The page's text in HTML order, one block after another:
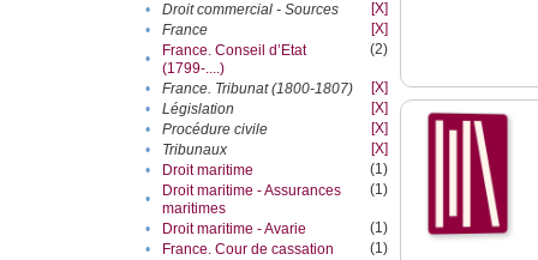
• Droit commercial - Sources
[X]
•
France
[X]
•
France. Conseil d’Etat
(1799-....)
(2)
• France. Tribunat (1800-1807)
[X]
•
Législation
[X]
•
Procédure civile
[X]
•
Tribunaux
[X]
•
Droit maritime
(1)
•
Droit maritime - Assurances
maritimes
(1)
• Droit maritime - Avarie
(1)
•
France. Cour de cassation
(1)